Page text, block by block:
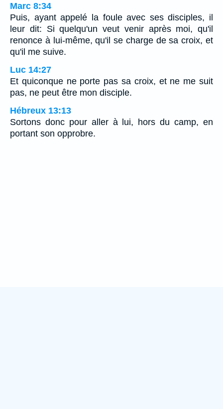
Marc 8:34
Puis, ayant appelé la foule avec ses disciples, il
leur dit: Si quelqu'un veut venir après moi, qu'il
renonce à lui-même, qu'il se charge de sa croix, et
qu'il me suive.
Luc 14:27
Et quiconque ne porte pas sa croix, et ne me suit
pas, ne peut être mon disciple.
Hébreux 13:13
Sortons donc pour aller à lui, hors du camp, en
portant son opprobre.